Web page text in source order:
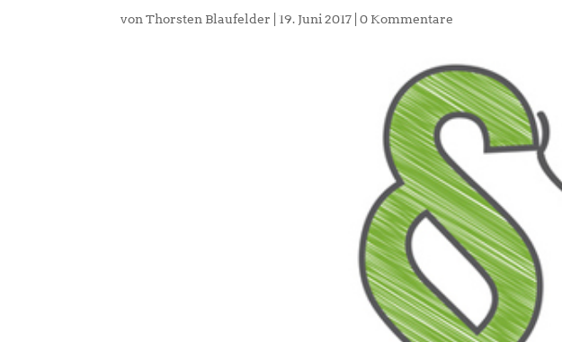
vonThorsten Blaufelder |19. Juni 2017 |0 Kommentare